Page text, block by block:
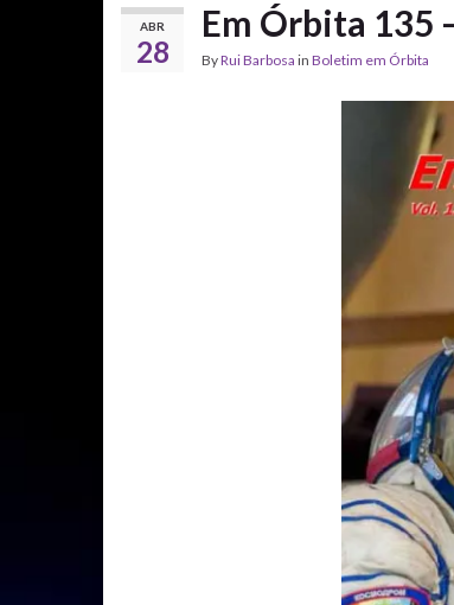
ABR
28
Em Órbita 135
ByRui Barbosa in Boletim em Órbita